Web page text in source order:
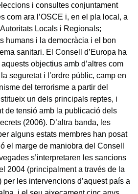
i consultes conjuntament
com ara l’OSCE i, en el pla local, a
Locals i Regionals;
humans i la democràcia i el bon
sanitari. El Consell d’Europa ha
objectius amb d’altres com
seguretat i l’ordre públic, camp en
del terrorisme a partir del
un dels principals reptes, i
de tensió amb la publicació dels
(2006). D’altra banda, les
alguns estats membres han posat
el marge de maniobra del Consell
s’interpretaren les sancions
2004 (principalment a través de la
per les intervencions d’aquest país a